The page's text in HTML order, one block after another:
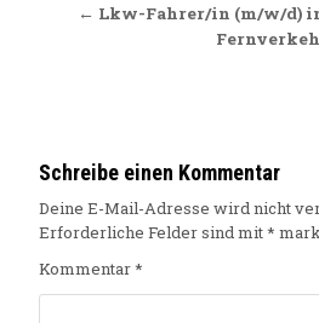
← Lkw-Fahrer/in (m/w/d)
Schreibe einen Kommentar
Deine E-Mail-Adresse wird nicht
Erforderliche Felder sind mit*
Kommentar*